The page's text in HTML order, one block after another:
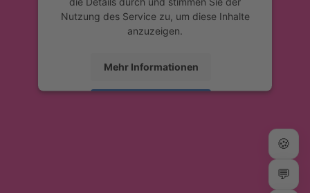
Nutzung des Service zu, um diese Inhalte
anzuzeigen.
Mehr Informationen
🍪
💬